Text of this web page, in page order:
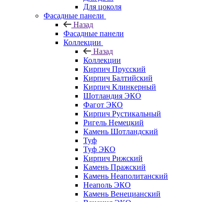
Для цоколя
Фасадные панели
Назад
Фасадные панели
Коллекции
Назад
Коллекции
Кирпич Прусский
Кирпич Балтийский
Кирпич Клинкерный
Шотландия ЭКО
Фагот ЭКО
Кирпич Рустикальный
Ригель Немецкий
Камень Шотландский
Туф
Туф ЭКО
Кирпич Рижский
Камень Пражский
Камень Неаполитанский
Неаполь ЭКО
Камень Венецианский